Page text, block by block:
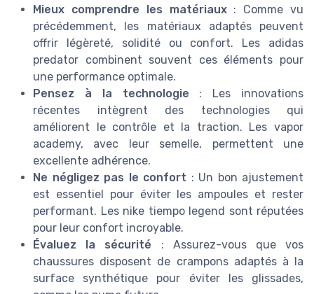
Mieux comprendre les matériaux: Comme vu
précédemment, les matériaux adaptés peuvent
offrir légèreté, solidité ou confort. Les adidas
predator combinent souvent ces éléments pour
une performance optimale.
Pensez à la technologie : Les innovations
récentes intègrent des technologies qui
améliorent le contrôle et la traction. Les vapor
academy, avec leur semelle, permettent une
excellente adhérence.
Ne négligez pas le confort : Un bon ajustement
est essentiel pour éviter les ampoules et rester
performant. Les nike tiempo legend sont réputées
pour leur confort incroyable.
Évaluez la sécurité : Assurez-vous que vos
chaussures disposent de crampons adaptés à la
surface synthétique pour éviter les glissades,